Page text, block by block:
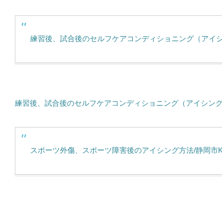
練習後、試合後のセルフケアコンディショニング（アイ
練習後、試合後のセルフケアコンディショニング（アイシン
スポーツ外傷、スポーツ障害後のアイシング方法/静岡市